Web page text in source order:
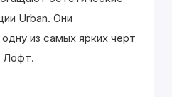
Urban. Они
из самых ярких черт
Лофт.